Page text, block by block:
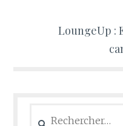
LoungeUp :